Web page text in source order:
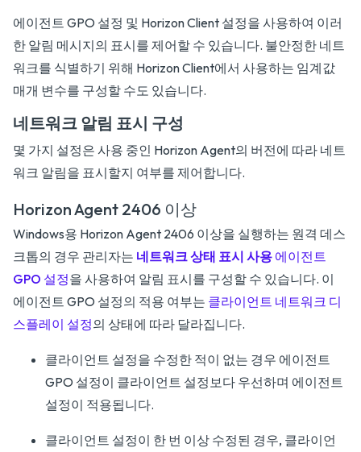
에이전트 GPO 설정 및 Horizon Client 설정을 사용하여 이러
한 알림 메시지의 표시를 제어할 수 있습니다. 불안정한 네트
워크를 식별하기 위해 Horizon Client에서 사용하는 임계값
매개 변수를 구성할 수도 있습니다.
네트워크 알림 표시 구성
몇 가지 설정은 사용 중인 Horizon Agent의 버전에 따라 네트
워크 알림을 표시할지 여부를 제어합니다.
Horizon Agent 2406 이상
Windows용 Horizon Agent 2406 이상을 실행하는 원격 데스
크톱의 경우 관리자는 네트워크 상태 표시 사용 에이전트
GPO 설정을 사용하여 알림 표시를 구성할 수 있습니다. 이
에이전트 GPO 설정의 적용 여부는 클라이언트 네트워크 디
스플레이 설정의 상태에 따라 달라집니다.
클라이언트 설정을 수정한 적이 없는 경우 에이전트
GPO 설정이 클라이언트 설정보다 우선하며 에이전트
설정이 적용됩니다.
클라이언트 설정이 한 번 이상 수정된 경우, 클라이언